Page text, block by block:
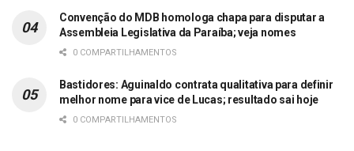
Convenção do MDB homologa chapa para disputar a
Assembleia Legislativa da Paraíba; veja nomes
0 COMPARTILHAMENTOS
Bastidores: Aguinaldo contrata qualitativa para definir
melhor nome para vice de Lucas; resultado sai hoje
0 COMPARTILHAMENTOS